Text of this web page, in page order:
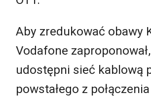
Aby zredukować obawy
Vodafone
udostępni sieć kablową
powstałego z połączenia